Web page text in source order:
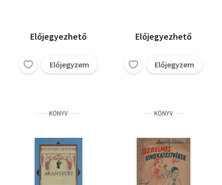
látogatásai,
Asszonyságok díja, Az
gazdátlan csónak
története
Hunyady Sándor
Előjegyezhető
Előjegyzem
Előjegyezhető
Előjegyzem
KÖNYV KÖNYV